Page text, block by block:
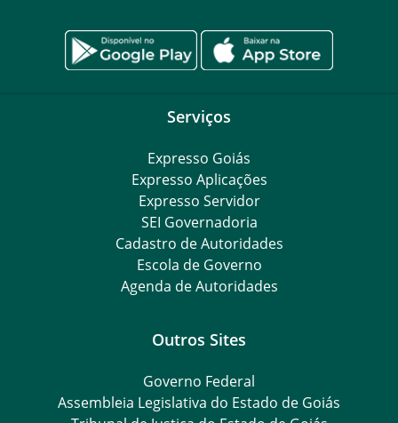
Serviços
Expresso Goiás
Expresso Aplicações
Expresso Servidor
SEI Governadoria
Cadastro de Autoridades
Escola de Governo
Agenda de Autoridades
Outros Sites
Governo Federal
Assembleia Legislativa do Estado de Goiás